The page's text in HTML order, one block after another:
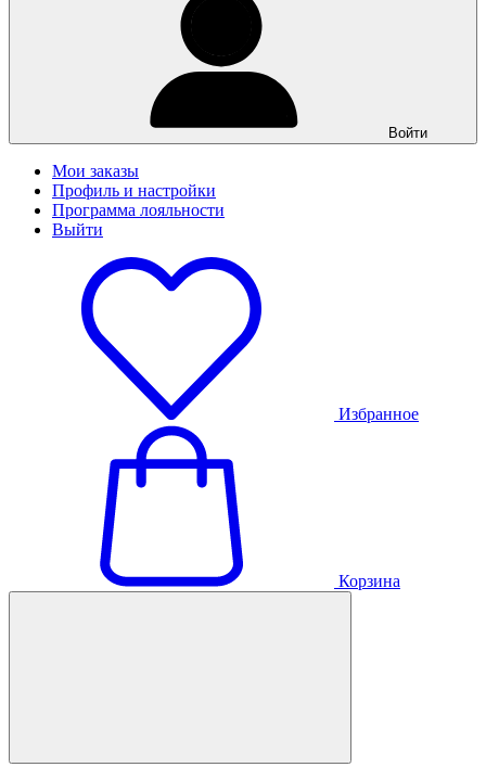
Войти
Мои заказы
Профиль и настройки
Программа лояльности
Выйти
Избранное
Корзина